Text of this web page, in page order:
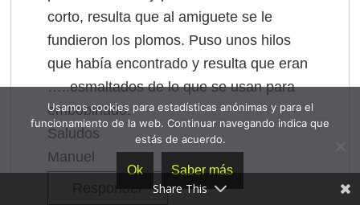
corto, resulta que al amiguete se le
fundieron los plomos. Puso unos hilos
que había encontrado y resulta que eran
…..esmaltados de lo que se usan para
embobinado.
Saludos
Manuel
Responder
Share This
Usamos cookies para estadísticas anónimas y para el
funcionamiento de la web. Continuar navegando indica que
estás de acuerdo.
Ok Saber más